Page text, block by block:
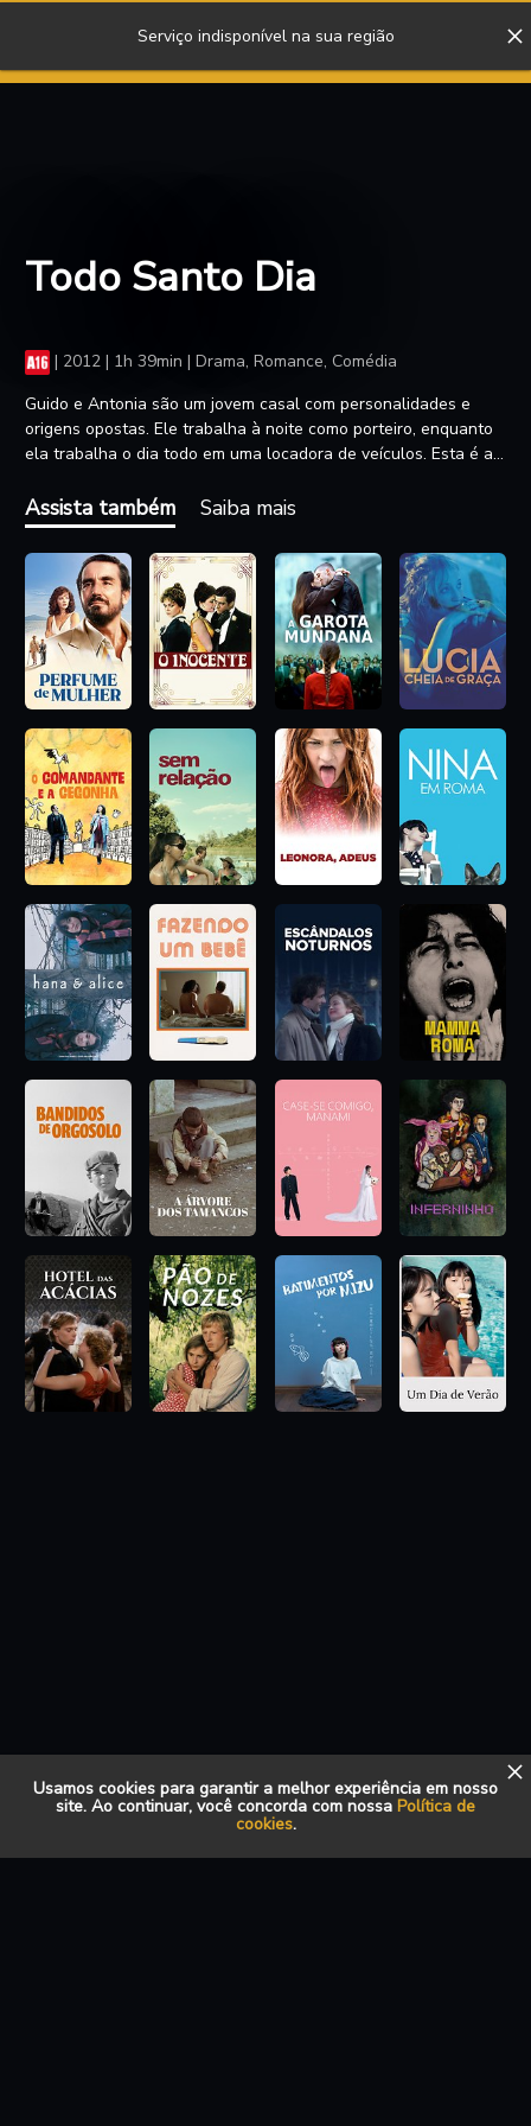
Serviço indisponível na sua região
Usamos cookies para garantir a melhor experiência em nosso
site. Ao continuar, você concorda com nossa Política de
cookies.
Todo Santo Dia
| 2012 | 1h 39min | Drama, Romance, Comédia
Guido e Antonia são um jovem casal com personalidades e
origens opostas. Ele trabalha à noite como porteiro, enquanto
ela trabalha o dia todo em uma locadora de veículos. Esta é a
Assista também Saiba mais